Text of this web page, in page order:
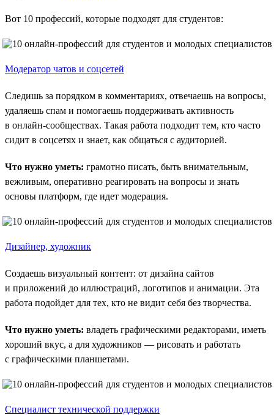
Вот 10 профессий, которые подходят для студентов:
Модератор чатов и соцсетей
Следишь за порядком в комментариях, отвечаешь на вопросы,
удаляешь спам и помогаешь поддерживать активность
в онлайн-сообществах. Такая работа подходит тем, кто часто
сидит в соцсетях и знает, как общаться с аудиторией.
Что нужно уметь: грамотно писать, быть внимательным,
вежливым, оперативно реагировать на вопросы и знать
основы платформ, где идет модерация.
Дизайнер, художник
Создаешь визуальный контент: от дизайна сайтов
и приложений до иллюстраций, логотипов и анимации. Эта
работа подойдет для тех, кто не видит себя без творчества.
Что нужно уметь: владеть графическими редакторами, иметь
хороший вкус, а для художников — рисовать и работать
с графическими планшетами.
Специалист технической поддержки